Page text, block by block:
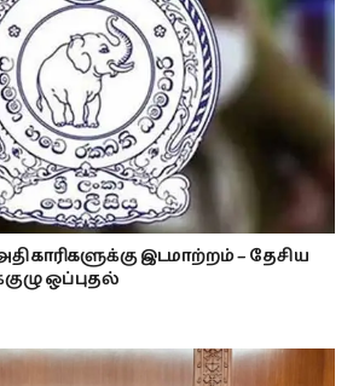
இடமாற்றம் – தேசிய
ஒப்புதல்